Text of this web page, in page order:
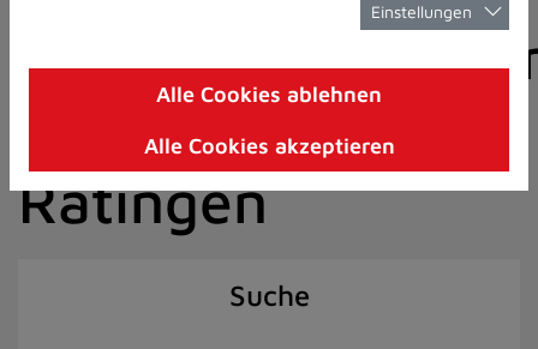
8)
I)
der Stadt
Ratingen
Suche
Einstellungen
Alle Cookies ablehnen
Alle Cookies akzeptieren